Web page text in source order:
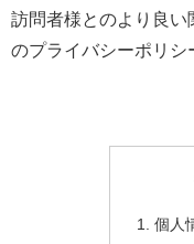
訪問者様とのより良い
のプライバシーポリシ
個人